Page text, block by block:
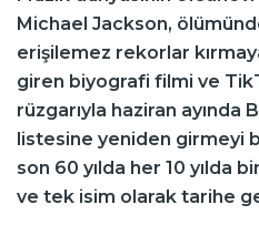
Michael Jackson,
erişilemez rekorlar
giren biyografi filmi ve
rüzgarıyla haziran ayında
listesine yeniden girmeyi
son 60 yılda her 10 yılda
ve tek isim olarak tarihe